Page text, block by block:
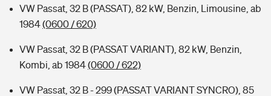
VW Passat, 32 B (PASSAT), 82 kW, Benzin, Limousine, ab
1984(0600 / 620)
VW Passat, 32 B (PASSAT VARIANT), 82 kW, Benzin,
Kombi, ab 1984(0600 / 622)
VW Passat, 32 B - 299 (PASSAT VARIANT SYNCRO), 85